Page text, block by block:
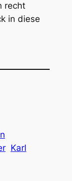
recht
in diese
Karl